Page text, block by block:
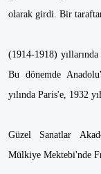
olarak girdi. Bir
(1914-1918)
Bu dönemde
yılında Paris'e, 1932
Güzel Sanatlar
Mülkiye Mektebi'nde